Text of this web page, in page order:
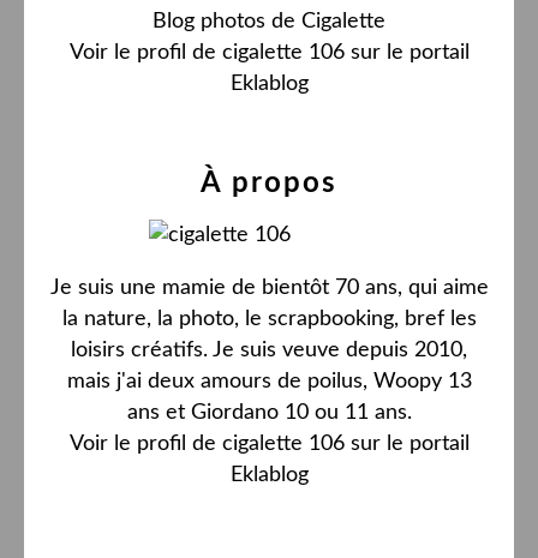
Blog photos de Cigalette
Voir le profil de cigalette 106sur le portail
Eklablog
À propos
Je suis une mamie de bientôt 70 ans, qui aime
la nature, la photo, le scrapbooking, bref les
loisirs créatifs. Je suis veuve depuis 2010,
mais j'ai deux amours de poilus, Woopy 13
ans et Giordano 10 ou 11 ans.
Voir le profil de cigalette 106sur le portail
Eklablog